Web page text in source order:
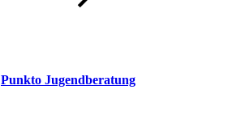
Punkto Jugendberatung